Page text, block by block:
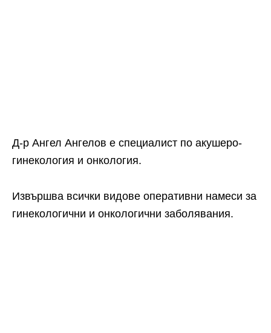
Д-р Ангел Ангелов е специалист по акушеро-
гинекология и онкология.
Извършва всички видове оперативни намеси за
гинекологични и онкологични заболявания.